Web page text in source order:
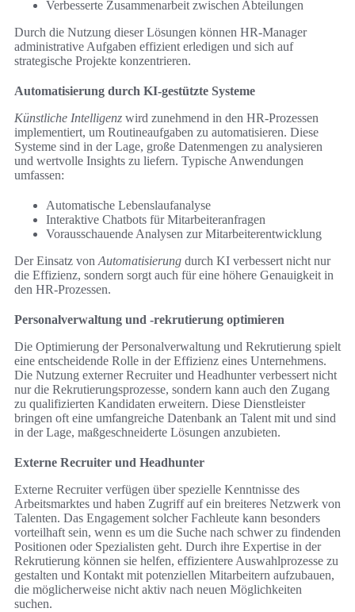
Verbesserte Zusammenarbeit zwischen Abteilungen
Durch die Nutzung dieser Lösungen können HR-Manager
administrative Aufgaben effizient erledigen und sich auf
strategische Projekte konzentrieren.
Automatisierung durch KI-gestützte Systeme
Künstliche Intelligenz wird zunehmend in den HR-Prozessen
implementiert, um Routineaufgaben zu automatisieren. Diese
Systeme sind in der Lage, große Datenmengen zu analysieren
und wertvolle Insights zu liefern. Typische Anwendungen
umfassen:
Automatische Lebenslaufanalyse
Interaktive Chatbots für Mitarbeiteranfragen
Vorausschauende Analysen zur Mitarbeiterentwicklung
Der Einsatz von Automatisierung durch KI verbessert nicht nur
die Effizienz, sondern sorgt auch für eine höhere Genauigkeit in
den HR-Prozessen.
Personalverwaltung und -rekrutierung optimieren
Die Optimierung der Personalverwaltung und Rekrutierung spielt
eine entscheidende Rolle in der Effizienz eines Unternehmens.
Die Nutzung externer Recruiter und Headhunter verbessert nicht
nur die Rekrutierungsprozesse, sondern kann auch den Zugang
zu qualifizierten Kandidaten erweitern. Diese Dienstleister
bringen oft eine umfangreiche Datenbank an Talent mit und sind
in der Lage, maßgeschneiderte Lösungen anzubieten.
Externe Recruiter und Headhunter
Externe Recruiter verfügen über spezielle Kenntnisse des
Arbeitsmarktes und haben Zugriff auf ein breiteres Netzwerk von
Talenten. Das Engagement solcher Fachleute kann besonders
vorteilhaft sein, wenn es um die Suche nach schwer zu findenden
Positionen oder Spezialisten geht. Durch ihre Expertise in der
Rekrutierung können sie helfen, effizientere Auswahlprozesse zu
gestalten und Kontakt mit potenziellen Mitarbeitern aufzubauen,
die möglicherweise nicht aktiv nach neuen Möglichkeiten
suchen.